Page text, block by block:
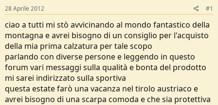
D
i
s
u
s
s
i
o
n
e
i
z
i
28 Aprile 2012 #1
ciao a tutti mi stò avvicinando al mondo fantastico della
montagna e avrei bisogno di un consiglio per l'acquisto
della mia prima calzatura per tale scopo
parlando con diverse persone e leggendo in questo
forum vari messaggi sulla qualità e bonta del prodotto
mi sarei indirizzato sulla sportiva
questa estate farò una vacanza nel tirolo austriaco e
avrei bisogno di una scarpa comoda e che sia protettiva